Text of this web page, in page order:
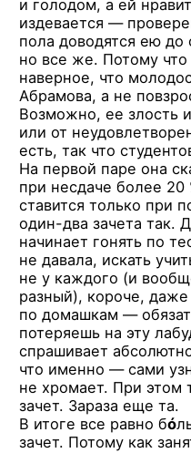
и голодом, а ей
издевается —
пола доводятся ею
но все же. Потому
наверное, что
Абрамова, а не
Возможно, ее злость
или от
есть, так что
На первой паре она
при несдаче более 20
ставится только при
один-два зачета так.
начинает гонять по
не давала, искать
не у каждого (и
разный), короче,
по домашкам —
потеряешь на эту
спрашивает
что именно — сами
не хромает. При этом
зачет. Зараза еще та.
В итоге все равно бó
зачет. Потому как